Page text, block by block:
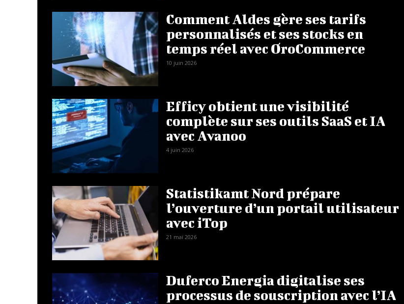
Comment Aldes gère ses tarifs
personnalisés et ses stocks en
temps réel avec OroCommerce
10 juin 2026
Efficy obtient une visibilité
complète sur ses outils SaaS et IA
avec Avanoo
4 juin 2026
Statistikamt Nord prépare
l’ouverture d’un portail utilisateur
avec iTop
21 mai 2026
Duferco Energia digitalise ses
processus de souscription avec l’IA